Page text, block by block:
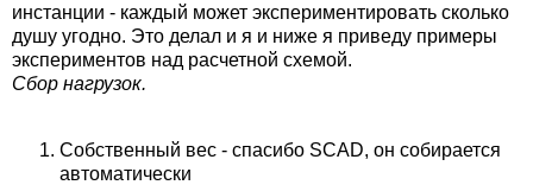
инстанции - каждый может экспериментировать сколько
душу угодно. Это делал и я и ниже я приведу примеры
экспериментов над расчетной схемой.
Сбор нагрузок.
Собственный вес - спасибо SCAD, он собирается
автоматически